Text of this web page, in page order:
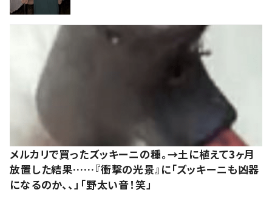
メルカリで買ったズッキーニの種。→土に植えて3ヶ月
放置した結果……『衝撃の光景』に「ズッキーニも凶器
になるのか、、」「野太い音！笑」